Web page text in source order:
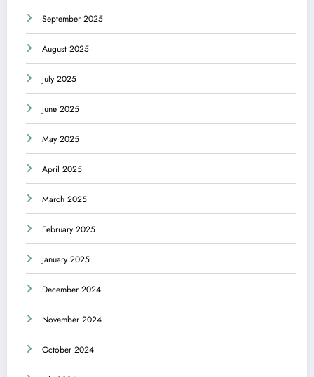
September 2025
August 2025
July 2025
June 2025
May 2025
April 2025
March 2025
February 2025
January 2025
December 2024
November 2024
October 2024